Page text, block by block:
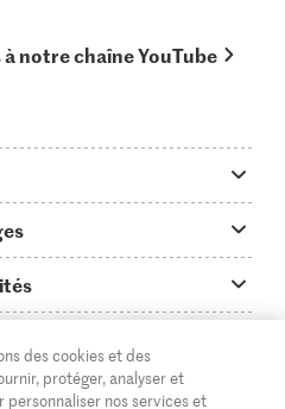
notre chaîne YouTube
des cookies et des
protéger, analyser et
personnaliser nos services et